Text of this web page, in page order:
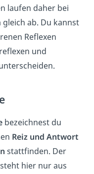
laufen daher bei
ab. Du kannst
Reflexen
und
bezeichnest du
Reiz und Antwort
stattfinden. Der
hier nur aus